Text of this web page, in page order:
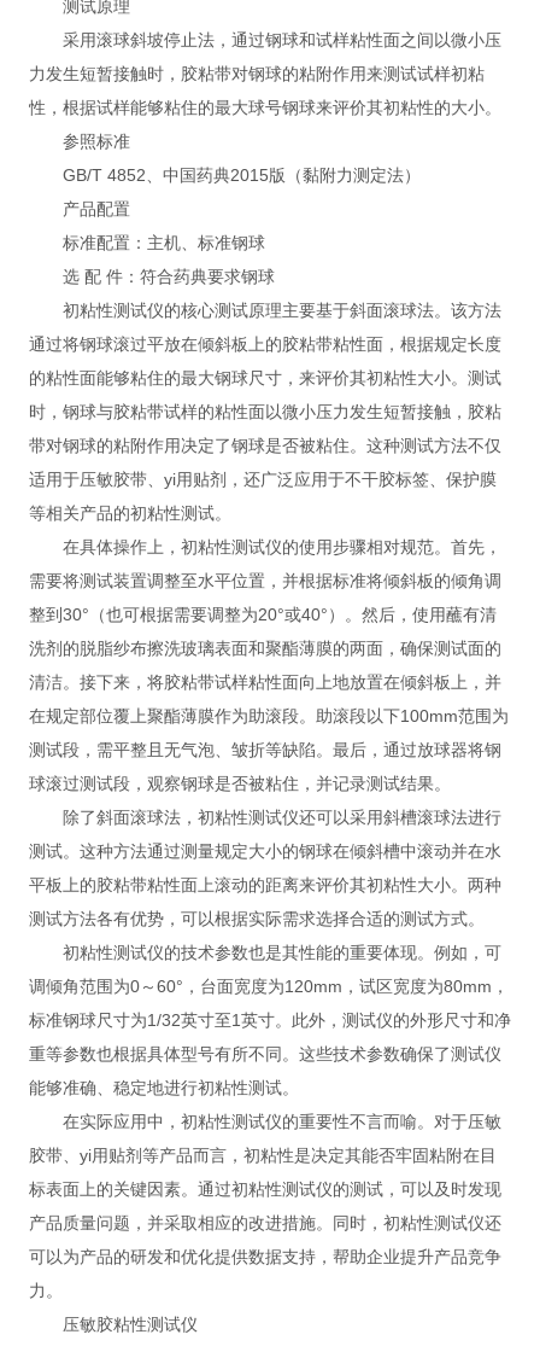
测试原理
采用滚球斜坡停止法，通过钢球和试样粘性面之间以微小压
力发生短暂接触时，胶粘带对钢球的粘附作用来测试试样初粘
性，根据试样能够粘住的最大球号钢球来评价其初粘性的大小。
参照标准
GB/T 4852、中国药典2015版（黏附力测定法）
产品配置
标准配置：主机、标准钢球
选 配 件：符合药典要求钢球
初粘性测试仪的核心测试原理主要基于斜面滚球法。该方法
通过将钢球滚过平放在倾斜板上的胶粘带粘性面，根据规定长度
的粘性面能够粘住的最大钢球尺寸，来评价其初粘性大小。测试
时，钢球与胶粘带试样的粘性面以微小压力发生短暂接触，胶粘
带对钢球的粘附作用决定了钢球是否被粘住。这种测试方法不仅
适用于压敏胶带、yi用贴剂，还广泛应用于不干胶标签、保护膜
等相关产品的初粘性测试。
在具体操作上，初粘性测试仪的使用步骤相对规范。首先，
需要将测试装置调整至水平位置，并根据标准将倾斜板的倾角调
整到30°（也可根据需要调整为20°或40°）。然后，使用蘸有清
洗剂的脱脂纱布擦洗玻璃表面和聚酯薄膜的两面，确保测试面的
清洁。接下来，将胶粘带试样粘性面向上地放置在倾斜板上，并
在规定部位覆上聚酯薄膜作为助滚段。助滚段以下100mm范围为
测试段，需平整且无气泡、皱折等缺陷。最后，通过放球器将钢
球滚过测试段，观察钢球是否被粘住，并记录测试结果。
除了斜面滚球法，初粘性测试仪还可以采用斜槽滚球法进行
测试。这种方法通过测量规定大小的钢球在倾斜槽中滚动并在水
平板上的胶粘带粘性面上滚动的距离来评价其初粘性大小。两种
测试方法各有优势，可以根据实际需求选择合适的测试方式。
初粘性测试仪的技术参数也是其性能的重要体现。例如，可
调倾角范围为0～60°，台面宽度为120mm，试区宽度为80mm，
标准钢球尺寸为1/32英寸至1英寸。此外，测试仪的外形尺寸和净
重等参数也根据具体型号有所不同。这些技术参数确保了测试仪
能够准确、稳定地进行初粘性测试。
在实际应用中，初粘性测试仪的重要性不言而喻。对于压敏
胶带、yi用贴剂等产品而言，初粘性是决定其能否牢固粘附在目
标表面上的关键因素。通过初粘性测试仪的测试，可以及时发现
产品质量问题，并采取相应的改进措施。同时，初粘性测试仪还
可以为产品的研发和优化提供数据支持，帮助企业提升产品竞争
力。
压敏胶粘性测试仪